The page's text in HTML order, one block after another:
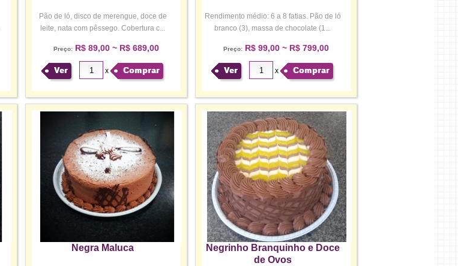
Pão de ló, disco de merengue, doce de
leite, nata com pêssego. Cobertura c...
Preço: R$ 89,00 ~ R$ 689,00
Ver x Comprar
Rendimento médio: 6 a 8 fatias. Pão de ló
branco (3), massa de chocolate (1...
Preço: R$ 99,00 ~ R$ 799,00
Ver x Comprar
Negra Maluca
Negrinho Branquinho e Doce
de Ovos